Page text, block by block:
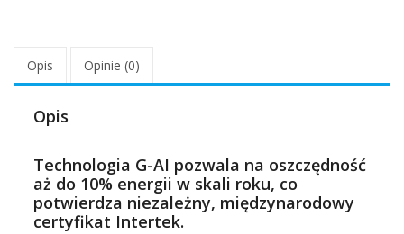
Opis Opinie (0)
Opis
Technologia G-AI pozwala na oszczędność
aż do 10% energii w skali roku, co
potwierdza niezależny, międzynarodowy
certyfikat Intertek.